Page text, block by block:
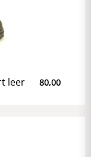
leer 80,00